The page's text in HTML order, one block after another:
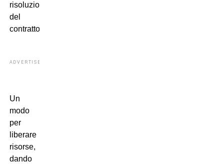
risoluzione
del
contratto.
ADVERTISEMENT
Un
modo
per
liberare
risorse,
dando